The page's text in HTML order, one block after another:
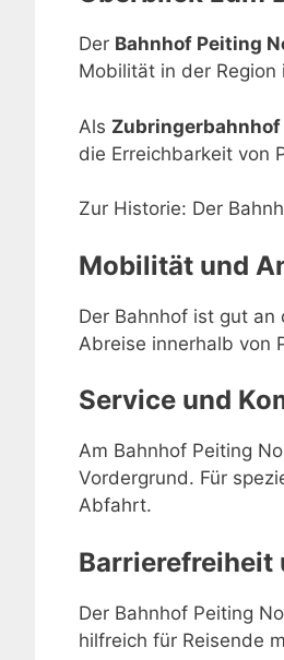
Der Bahnhof Peiting
Mobilität in der Region
Als
die Erreichbarkeit von
Zur Historie: Der
Mobilität und
Der Bahnhof ist gut
Abreise innerhalb von
Service und
Am Bahnhof Peiting
Vordergrund. Für
Abfahrt.
Barrierefreiheit
Der Bahnhof Peiting
hilfreich für Reisende